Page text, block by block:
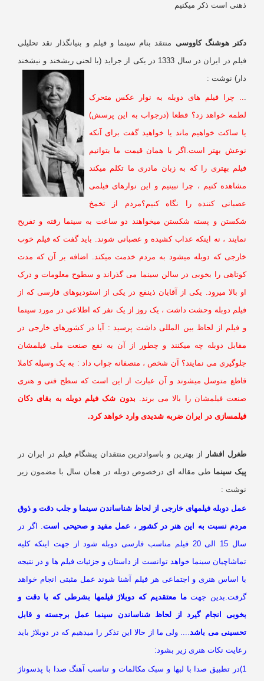
است ذکر میکنیم
هوشنگ کاووسیمنتقد بنام سینما و فیلم و بنیانگذار نقد تحلیلی
فیلم در ایران در سال 1333 در یکی از جراید (با لحنی ریشخند و نیشخند
نوشت :
چرا فیلم های دوبله به نوار عکس متحرک
خواهد زد؟ قطعا (درجواب به این پرسش)
ساکت خواهیم ماند یا خواهید گفت برای آنکه
بهتر است.اگر با همان قیمت ما بتوانیم
بهتری را که به زبان مادری ما تکلم میکند
کنیم ، چرا نبینیم و این نوارهای فیلمی
کننده را نگاه کنیم؟مردم از تخمخ
و پسته شکستن میخواهند دو ساعت به سینما رفته و تفریح
، نه اینکه عذاب کشیده و عصبانی شوند. باید گفت که فیلم خوب
که دوبله میشود به مردم خدمت میکند. اضافه بر آن که مدت
را بخوبی در سالن سینما می گذراند و سطوح معلومات و درک
بالا میرود. یکی از آقایان ذینفع در یکی از استودیوهای فارسی که از
دوبله وحشت داشت ، یک روز از یک نفر که اطلاعی در مورد سینما
فیلم از لحاظ بین المللی داشت پرسید : آیا در کشورهای خارجی در
دوبله چه میکنند و چطور از آن به نفع صنعت ملی فیلمشان
می نمایند؟ آن شخص ، منصفانه جواب داد : به یک وسیله کاملا
متوسل میشوند و آن عبارت از این است که سطح فنی و هنری
فیلمشان را بالا می برند. بدون شک فیلم دوبله به بقای دکان
در ایران ضربه شدیدی وارد خواهد کرد.
افشار
از بهترین و باسوادترین منتقدان پیشگام فیلم در ایران در
سینماطی مقاله ای درخصوص دوبله در همان سال با مضمون زیر
:
دوبله فیلمهای خارجی از لحاظ شناساندن سینما و جلب دقت و ذوق
نسبت به این هنر در کشور ، عمل مفید و صحیحی است. اگر در
سال 15 الی 20 فیلم مناسب فارسی دوبله شود از جهت اینکه کلیه
سینما خواهد توانست از داستان و جزئیات فیلم ها و در نتیجه
اساس هنری و اجتماعی هر فیلم آشنا شوند عمل مثبتی انجام خواهد
جهت ما معتقدیم که دوبلاژ فیلمها بشرطی که با دقت و
انجام گیرد از لحاظ شناساندن سینما عمل برجسته و قابل
می باشد.... ولی ما از حالا این تذکر را میدهیم که در دوبلاژ باید
نکات هنری زیر بشود:
1)در تطبیق صدا با لبها و سبک مکالمات و تناسب آهنگ صدا با پذسوناژ